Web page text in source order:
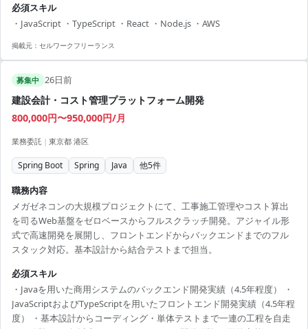
ルな開発手法を用いており、コードレビューを通じてチームメンバー
と密に協力しながら進めます。 市場分析やデジタルマーケティングの
知識を背景に、モダンな技術導入を楽しむことができ、業界でのキャ
必須スキル
・JavaScript ・TypeScript ・React ・Node.js ・AWS
掲載元： セルワークフリーランス
募集中 26日前
建設会計・コスト管理プラットフォーム開発
800,000円〜950,000円/月
業務委託 | 東京都 港区
Spring Boot Spring Java 他5件
職務内容
メガゼネコンの大規模プロジェクトにて、工事施工管理やコスト算出
を司るWeb基盤をゼロベースからフルスクラッチ開発。アジャイル形
式で高速開発を展開し、フロントエンドからバックエンドまでのフル
スタック対応。基本設計から結合テストまで担当。
必須スキル
・Javaを用いた商用システムのバックエンド開発実績（4.5年程度） ・
JavaScriptおよびTypeScriptを用いたフロントエンド開発実績（4.5年程
度） ・基本設計からコーディング・単体テストまで一連の工程を自走